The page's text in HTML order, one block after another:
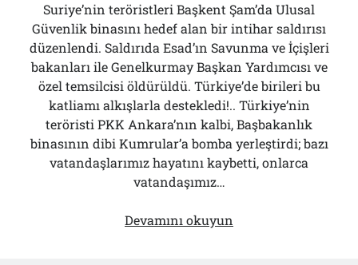
Suriye’nin teröristleri Başkent Şam’da Ulusal
Güvenlik binasını hedef alan bir intihar saldırısı
düzenlendi. Saldırıda Esad’ın Savunma ve İçişleri
bakanları ile Genelkurmay Başkan Yardımcısı ve
özel temsilcisi öldürüldü. Türkiye’de birileri bu
katliamı alkışlarla destekledi!.. Türkiye’nin
teröristi PKK Ankara’nın kalbi, Başbakanlık
binasının dibi Kumrular’a bomba yerleştirdi; bazı
vatandaşlarımız hayatını kaybetti, onlarca
vatandaşımız…
Devamını okuyun